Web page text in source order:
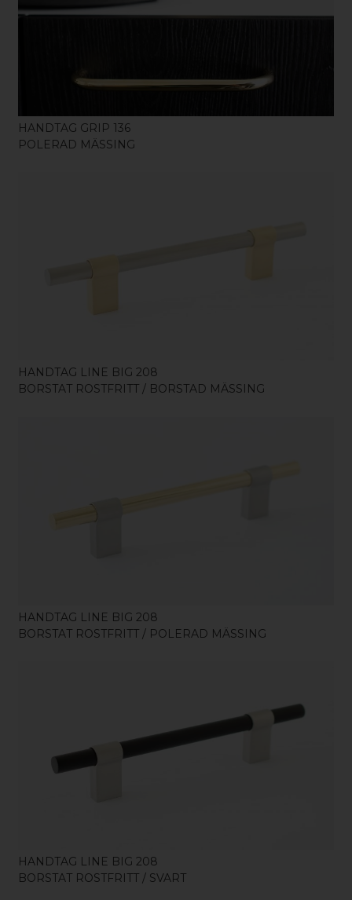
HANDTAG GRIP 136
POLERAD MÄSSING
HANDTAG LINE BIG 208
BORSTAT ROSTFRITT / BORSTAD MÄSSING
HANDTAG LINE BIG 208
BORSTAT ROSTFRITT / POLERAD MÄSSING
HANDTAG LINE BIG 208
BORSTAT ROSTFRITT / SVART